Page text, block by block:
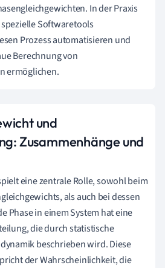
In der Praxis
Softwaretools
Prozess automatisieren und
Berechnung von
ermöglichen.
und
Zusammenhänge und
eine zentrale Rolle, sowohl beim
als auch bei dessen
Phase in einem System hat eine
die durch statistische
beschrieben wird. Diese
der Wahrscheinlichkeit, die